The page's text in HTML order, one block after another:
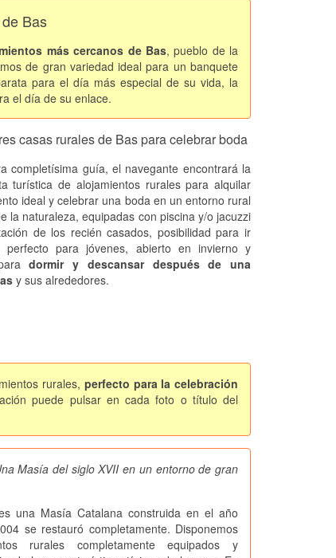
Bas
más cercanos de Bas, pueblo de la
de gran variedad ideal para un banquete
para el día más especial de su vida, la
el día de su enlace.
casas rurales de Bas para celebrar boda
completísima guía, el navegante encontrará la
turística de alojamientos rurales para alquilar
ideal y celebrar una boda en un entorno rural
la naturaleza, equipadas con piscina y/o jacuzzi
de los recién casados, posibilidad para ir
perfecto para jóvenes, abierto en invierno y
dormir y descansar después de una
y sus alrededores.
rurales, perfecto para la celebración
puede pulsar en cada foto o título del
Masía del siglo XVII en un entorno de gran
una Masía Catalana construida en el año
se restauró completamente. Disponemos
rurales completamente equipados y